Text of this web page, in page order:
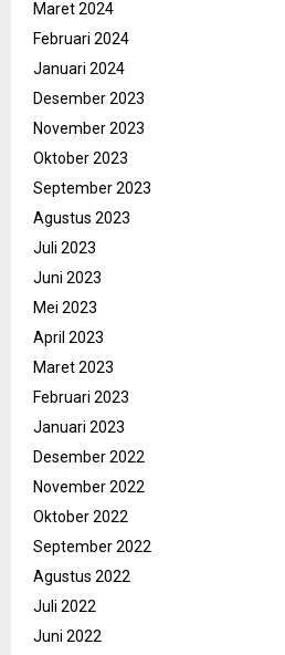
Maret 2024
Februari 2024
Januari 2024
Desember 2023
November 2023
Oktober 2023
September 2023
Agustus 2023
Juli 2023
Juni 2023
Mei 2023
April 2023
Maret 2023
Februari 2023
Januari 2023
Desember 2022
November 2022
Oktober 2022
September 2022
Agustus 2022
Juli 2022
Juni 2022